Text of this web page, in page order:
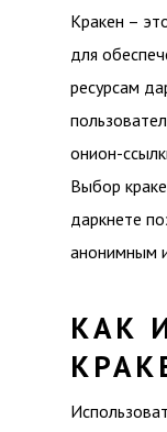
Кракен –
для
ресурсам
онион-
Выбор
даркнете
анонимным
КАК